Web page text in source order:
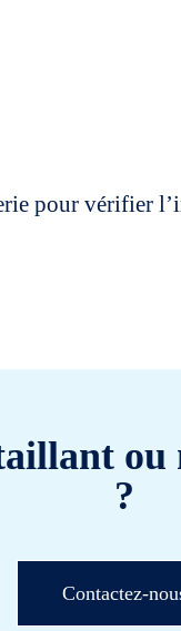
pour vérifier
?
Contactez-